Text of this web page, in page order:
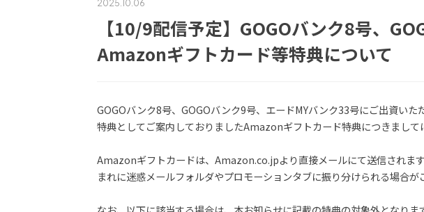
2025.10.06
【10/9配信予定】GOGOバンク8号、
Amazonギフトカード等特典について
GOGOバンク8号、GOGOバンク9号、エードMYバンク33号にご出資いた
特典としてご案内しておりましたAmazonギフトカード特典につきまして
Amazonギフトカードは、Amazon.co.jpより直接メールにて送信されます
まれに迷惑メールフォルダやプロモーションタブに振り分けられる場合